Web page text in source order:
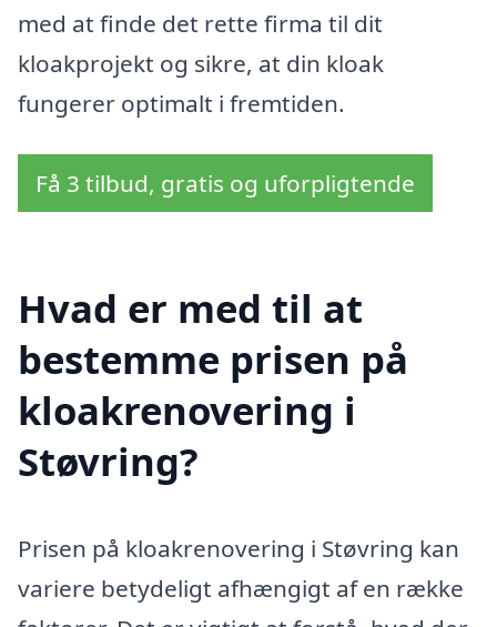
med at finde det rette firma til dit
kloakprojekt og sikre, at din kloak
fungerer optimalt i fremtiden.
Få 3 tilbud, gratis og uforpligtende
Hvad er med til at
bestemme prisen på
kloakrenovering i
Støvring?
Prisen på kloakrenovering i Støvring kan
variere betydeligt afhængigt af en række